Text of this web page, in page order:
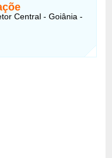
Central - Goiânia -